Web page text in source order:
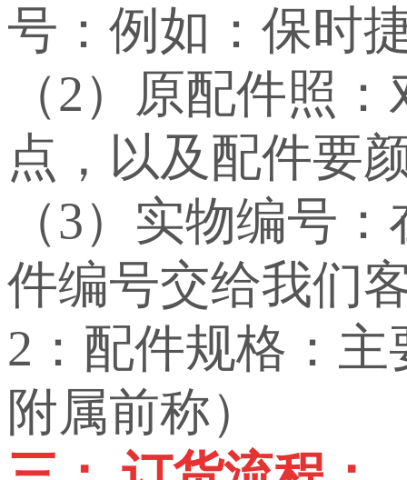
号：例如：保时
（2）原配件照
点，以及配件要
（3）实物编号
件编号交给我们
2：配件规格：
附属前称）